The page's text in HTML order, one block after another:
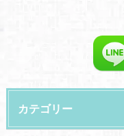
カテゴリー